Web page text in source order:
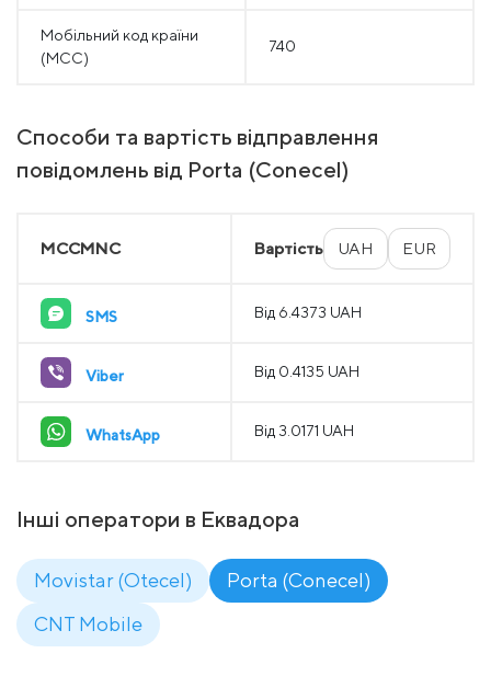
Мобільний код країни
(MCC)
740
Способи та вартість відправлення
повідомлень від Porta (Conecel)
MCCMNC Вартість UAH EUR
SMS Від 6.4373 UAH
Viber Від 0.4135 UAH
WhatsApp Від 3.0171 UAH
Інші оператори в Еквадора
Movistar (Otecel)
Porta (Conecel)
CNT Mobile